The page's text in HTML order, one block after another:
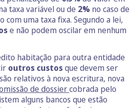
taxa variável ou de 2% no caso de
uma taxa fixa. Segundo a lei,
e não podem oscilar em nenhum
habitação para outra entidade
outros custosque devem ser
relativos à nova escritura, nova
de dossiercobrada pelo
alguns bancos que estão